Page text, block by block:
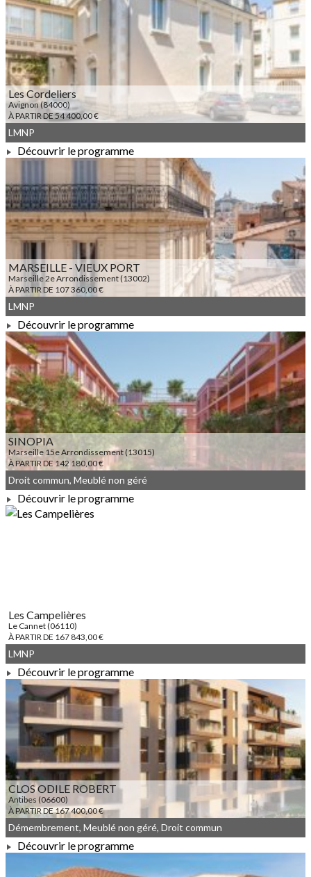
À PARTIR DE 371 100,00 €
Les Cordeliers
Avignon (84000)
À PARTIR DE 54 400,00 €
À PARTIR DE 54 400,00 €
LMNP
Découvrir le programme
MARSEILLE - VIEUX PORT
Marseille 2e Arrondissement (13002)
À PARTIR DE 107 360,00 €
À PARTIR DE 107 360,00 €
LMNP
Découvrir le programme
SINOPIA
Marseille 15e Arrondissement (13015)
À PARTIR DE 142 180,00 €
Droit commun, Meublé non géré
Découvrir le programme
Les Campelières
Le Cannet (06110)
À PARTIR DE 167 843,00 €
À PARTIR DE 167 843,00 €
LMNP
Découvrir le programme
CLOS ODILE ROBERT
Antibes (06600)
À PARTIR DE 167 400,00 €
Démembrement, Meublé non géré, Droit commun
Découvrir le programme